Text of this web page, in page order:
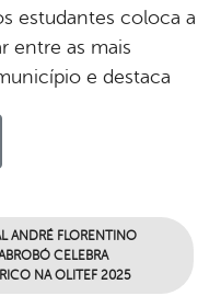
estudantes coloca a
entre as mais
e destaca
ANDRÉ FLORENTINO
CELEBRA
NA OLITEF 2025